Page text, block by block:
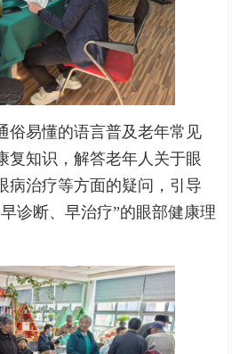
易懂的语言普及老年常见
复知识，解答老年人关于眼
病治疗等方面的疑问，引导
诊断、早治疗”的眼部健康理